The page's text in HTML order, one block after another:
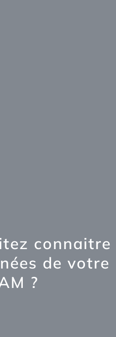
connaitre
de votre
?